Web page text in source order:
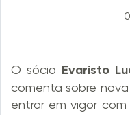
O sócio Evaristo
comenta sobre
entrar em vigor